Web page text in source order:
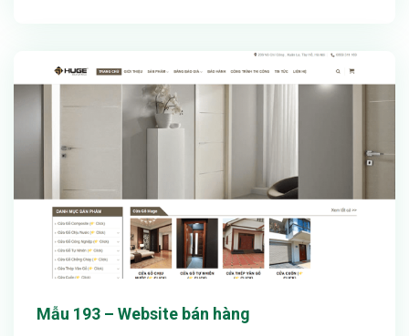
Chi tiết
Mẫu 193 – Website bán hàng